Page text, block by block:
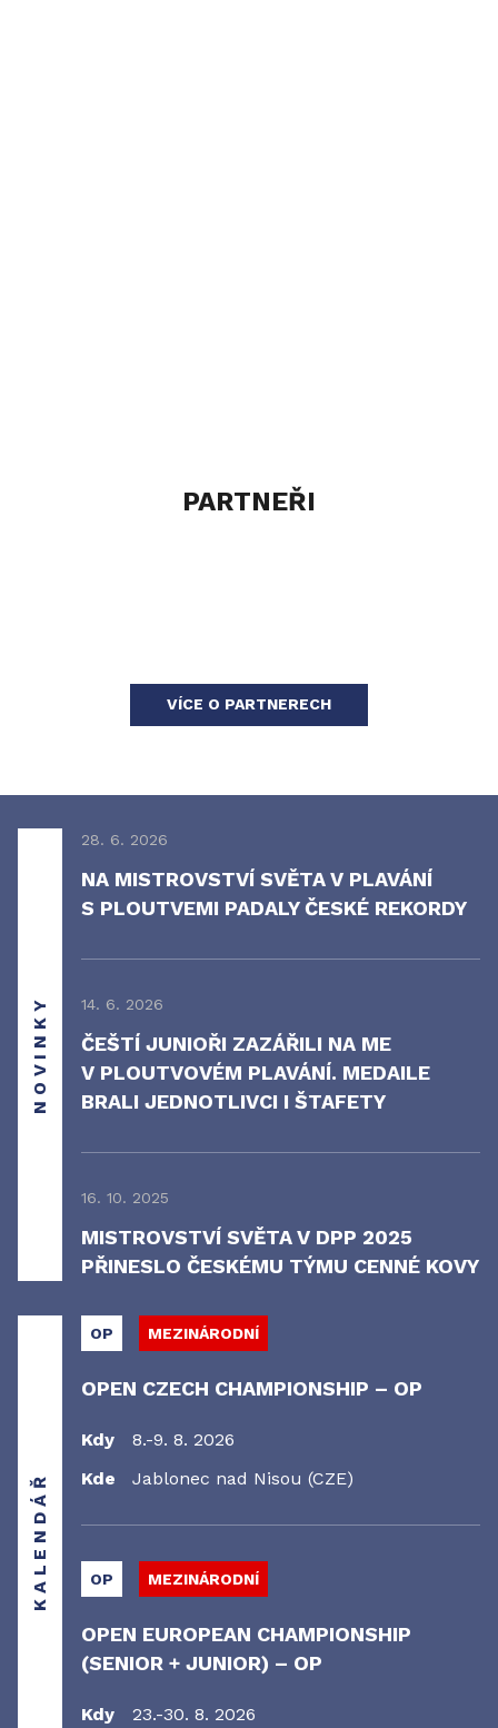
PARTNEŘI
VÍCE O PARTNERECH
NOVINKY
28. 6. 2026
NA MISTROVSTVÍ SVĚTA V PLAVÁNÍ
S PLOUTVEMI PADALY ČESKÉ REKORDY
14. 6. 2026
ČEŠTÍ JUNIOŘI ZAZÁŘILI NA ME
V PLOUTVOVÉM PLAVÁNÍ. MEDAILE
BRALI JEDNOTLIVCI I ŠTAFETY
16. 10. 2025
MISTROVSTVÍ SVĚTA V DPP 2025
PŘINESLO ČESKÉMU TÝMU CENNÉ KOVY
KALENDÁŘ
OP MEZINÁRODNÍ
OPEN CZECH CHAMPIONSHIP – OP
Kdy
8.-9. 8. 2026
Kde
Jablonec nad Nisou (CZE)
OP MEZINÁRODNÍ
OPEN EUROPEAN CHAMPIONSHIP
(SENIOR + JUNIOR) – OP
Kdy 23.-30. 8. 2026